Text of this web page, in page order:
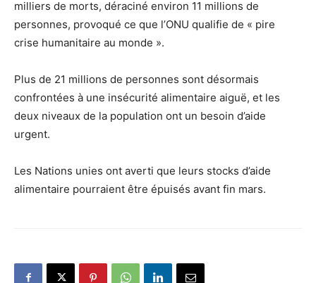
milliers de morts, déraciné environ 11 millions de
personnes, provoqué ce que l’ONU qualifie de « pire
crise humanitaire au monde ».
Plus de 21 millions de personnes sont désormais
confrontées à une insécurité alimentaire aiguë, et les
deux niveaux de la population ont un besoin d’aide
urgent.
Les Nations unies ont averti que leurs stocks d’aide
alimentaire pourraient être épuisés avant fin mars.